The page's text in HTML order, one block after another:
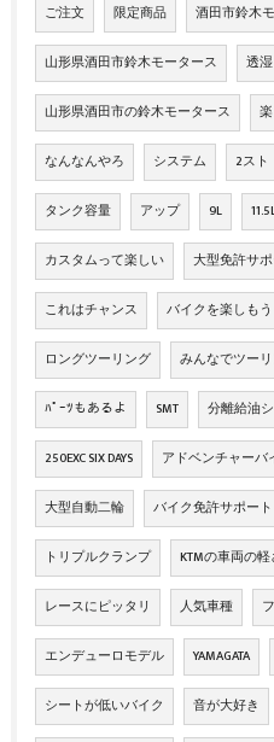
ご注文 限定商品 酒田市鈴木
山形県酒田市鈴木モータース 透湿
山形県酒田市の鈴木モータース
なんなんやろ システム 2スト
タンク容量 アップ 9L
カスタムって楽しい 大型免許サ
これはチャンス バイクを楽しもう
ロングツーリング みんなでツー
ﾊﾟｰﾂもあるよ SMT 分離給油
250EXC SIX DAYS アドベンチャーバ
大型自動二輪 バイク免許サポート
トリプルクランプ KTMの車両の軽
レースにピッタリ 人気車種
エンデューロモデル YAMAGATA
シートが低いバイク 音が大好き